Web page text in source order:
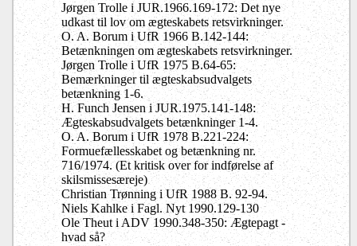
Jørgen Trolle i JUR.1966.169-172: Det nye
udkast til lov om ægteskabets retsvirkninger.
O. A. Borum i UfR 1966 B.142-144:
Betænkningen om ægteskabets retsvirkninger.
Jørgen Trolle i UfR 1975 B.64-65:
Bemærkninger til ægteskabsudvalgets
betænkning 1-6.
H. Funch Jensen i JUR.1975.141-148:
Ægteskabsudvalgets betænkninger 1-4.
O. A. Borum i UfR 1978 B.221-224:
Formuefællesskabet og betænkning nr.
716/1974. (Et kritisk over for indførelse af
skilsmissesæreje)
Christian Trønning i UfR 1988 B. 92-94.
Niels Kahlke i Fagl. Nyt 1990.129-130
Ole Theut i ADV 1990.348-350: Ægtepagt -
hvad så?